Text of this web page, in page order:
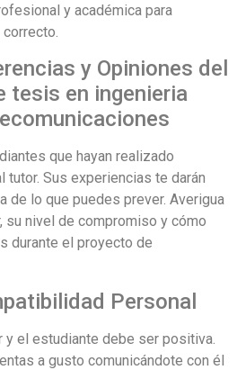
y académica para
y Opiniones del
tesis en ingenieria
que hayan realizado
tutor. Sus experiencias te darán
de lo que puedes prever. Averigua
su nivel de compromiso y cómo
durante el proyecto de
Personal
y el estudiante debe ser positiva.
a gusto comunicándote con él